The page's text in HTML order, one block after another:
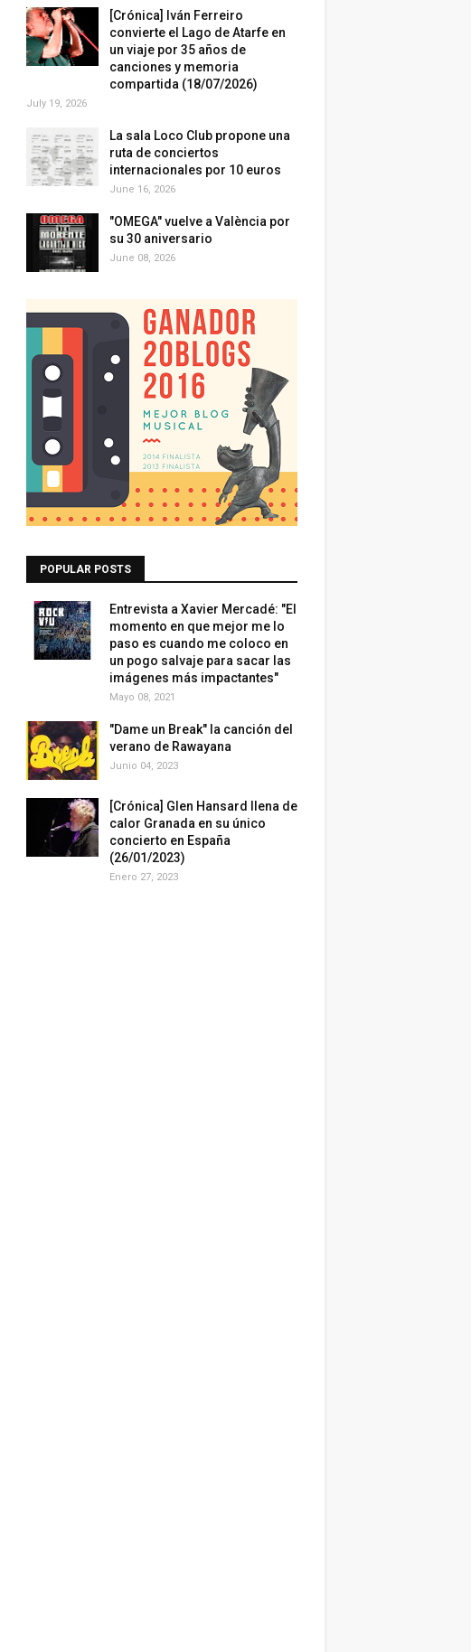
[Crónica] Iván Ferreiro
convierte el Lago de Atarfe en
un viaje por 35 años de
canciones y memoria
compartida (18/07/2026)
July 19, 2026
La sala Loco Club propone una
ruta de conciertos
internacionales por 10 euros
June 16, 2026
"OMEGA" vuelve a València por
su 30 aniversario
June 08, 2026
POPULAR POSTS
Entrevista a Xavier Mercadé: "El
momento en que mejor me lo
paso es cuando me coloco en
un pogo salvaje para sacar las
imágenes más impactantes"
Mayo 08, 2021
"Dame un Break" la canción del
verano de Rawayana
Junio 04, 2023
[Crónica] Glen Hansard llena de
calor Granada en su único
concierto en España
(26/01/2023)
Enero 27, 2023